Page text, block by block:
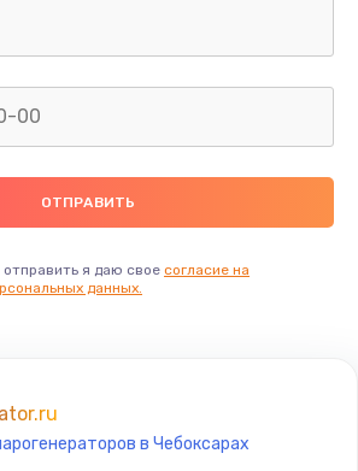
видеокарты
1895 руб.
Заказать
Настройка BIOS
я даю свое согласие на
данных.
в Чебоксарах